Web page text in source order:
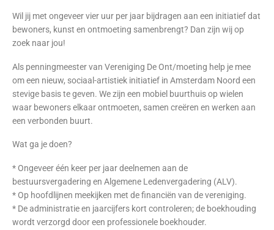
Wil jij met ongeveer vier uur per jaar bijdragen aan een initiatief dat
bewoners, kunst en ontmoeting samenbrengt? Dan zijn wij op
zoek naar jou!
Als penningmeester van Vereniging De Ont/moeting help je mee
om een nieuw, sociaal-artistiek initiatief in Amsterdam Noord een
stevige basis te geven. We zijn een mobiel buurthuis op wielen
waar bewoners elkaar ontmoeten, samen creëren en werken aan
een verbonden buurt.
Wat ga je doen?
* Ongeveer één keer per jaar deelnemen aan de
bestuursvergadering en Algemene Ledenvergadering (ALV).
* Op hoofdlijnen meekijken met de financiën van de vereniging.
* De administratie en jaarcijfers kort controleren; de boekhouding
wordt verzorgd door een professionele boekhouder.